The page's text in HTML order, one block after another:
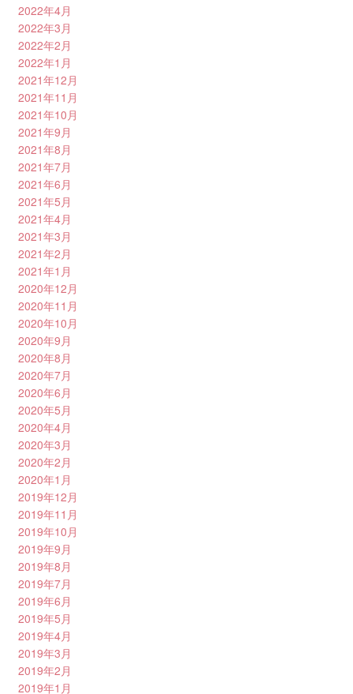
2022年4月
2022年3月
2022年2月
2022年1月
2021年12月
2021年11月
2021年10月
2021年9月
2021年8月
2021年7月
2021年6月
2021年5月
2021年4月
2021年3月
2021年2月
2021年1月
2020年12月
2020年11月
2020年10月
2020年9月
2020年8月
2020年7月
2020年6月
2020年5月
2020年4月
2020年3月
2020年2月
2020年1月
2019年12月
2019年11月
2019年10月
2019年9月
2019年8月
2019年7月
2019年6月
2019年5月
2019年4月
2019年3月
2019年2月
2019年1月